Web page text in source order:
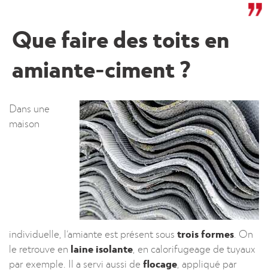
Que faire des toits en
amiante-ciment ?
Dans une
maison
individuelle, l’amiante est présent sous trois formes . On
le retrouve en laine isolante , en calorifugeage de tuyaux
par exemple. Il a servi aussi de flocage , appliqué par